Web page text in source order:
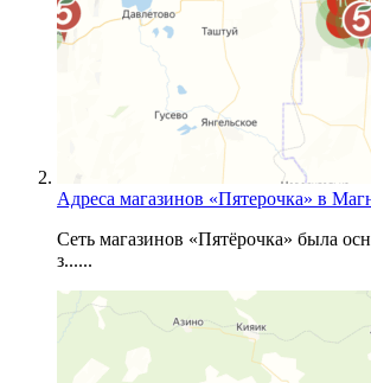
Адреса магазинов «Пятерочка» в
Сеть магазинов «Пятёрочка» была
з......